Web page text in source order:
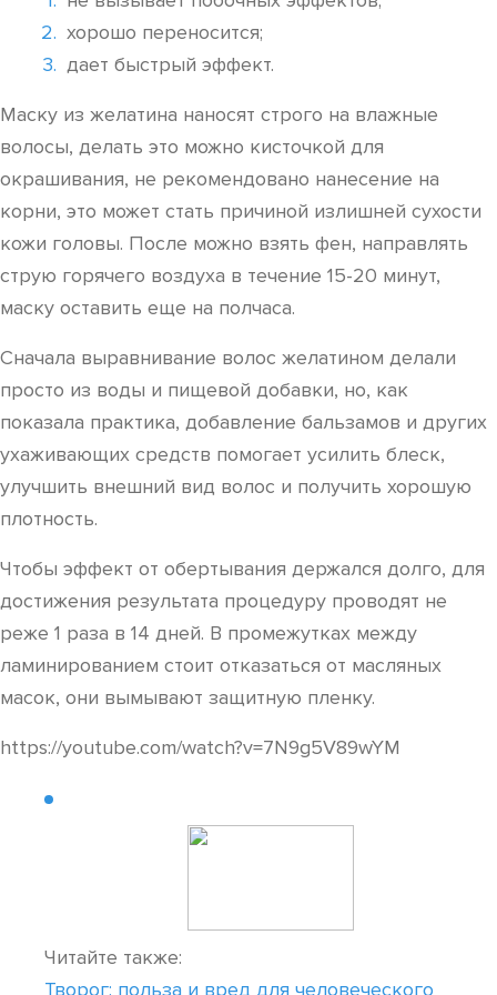
хорошо переносится;
дает быстрый эффект.
Маску из желатина наносят строго на влажные
волосы, делать это можно кисточкой для
окрашивания, не рекомендовано нанесение на
корни, это может стать причиной излишней сухости
кожи головы. После можно взять фен, направлять
струю горячего воздуха в течение 15-20 минут,
маску оставить еще на полчаса.
Сначала выравнивание волос желатином делали
просто из воды и пищевой добавки, но, как
показала практика, добавление бальзамов и других
ухаживающих средств помогает усилить блеск,
улучшить внешний вид волос и получить хорошую
плотность.
Чтобы эффект от обертывания держался долго, для
достижения результата процедуру проводят не
реже 1 раза в 14 дней. В промежутках между
ламинированием стоит отказаться от масляных
масок, они вымывают защитную пленку.
https://youtube.com/watch?v=7N9g5V89wYM
Читайте также:
Творог: польза и вред для человеческого